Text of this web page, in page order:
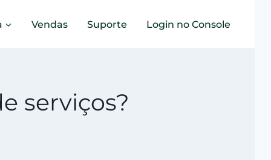
Vendas Suporte Login no Console
serviços?